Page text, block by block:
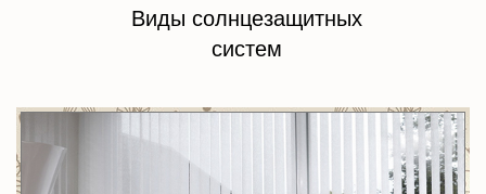
Виды солнцезащитных
систем